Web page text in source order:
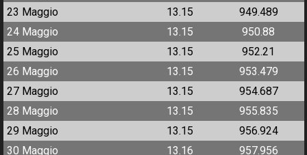
23 Maggio
13.15
949.489
24 Maggio
13.15
950.88
25 Maggio
13.15
952.21
26 Maggio
13.15
953.479
27 Maggio
13.15
954.687
28 Maggio
13.15
955.835
29 Maggio
13.15
956.924
30 Maggio
13.16 957.956